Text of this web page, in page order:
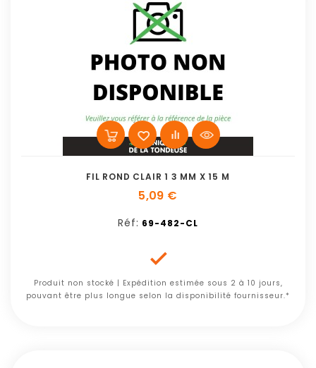
FIL ROND CLAIR 1 3 MM X 15 M
5,09 €
Réf: 69-482-CL

Produit non stocké | Expédition estimée sous 2 à 10 jours,
pouvant être plus longue selon la disponibilité fournisseur.*